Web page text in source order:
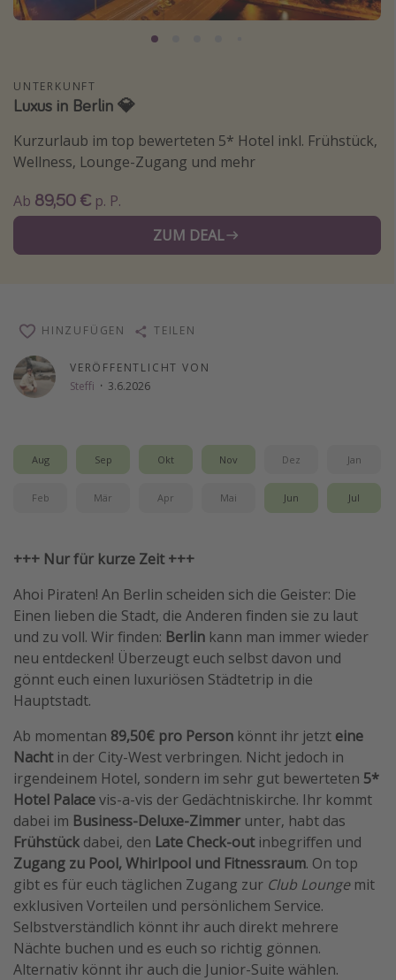
Normandie Urlaub
St. Lucia Urlaub
Kefalonia Urlaub
Krabi Urlaub
Tulum Urlaub
Sri Lanka Rundreise
Japan Rundreise
Wellnessurlaub
Disneyland Paris
Roadtrips
Singlereisen
Strandurlaub
Gruppenreisen
Hotels in Amsterdam
Hotels am Achensee
Weitere Themen
Reise Journal
Familienurlaub in der Türkei
Rundreisen in Thailand
Bahnreisen in der Schweiz
Reisepassfreie Reiseziele
Travel Know How
Silvesterreisen
Last Minute Urlaub Mallorca
Last Minute Urlaub Deutschland
UNTERKUNFT
Luxus in Berlin 💎
Kurzurlaub im top bewerteten 5* Hotel inkl. Frühstück,
Wellness, Lounge-Zugang und mehr
Ab 89,50 € p. P.
ZUM DEAL
VERÖFFENTLICHT VON
Steffi · 3.6.2026
HINZUFÜGEN TEILEN
Aug Sep Okt Nov Dez Jan
Feb Mär Apr Mai Jun Jul
+++ Nur für kurze Zeit +++
Ahoi Piraten! An Berlin scheiden sich die Geister: Die
Einen lieben die Stadt, die Anderen finden sie zu laut
und zu voll. Wir finden: Berlin kann man immer wieder
neu entdecken! Überzeugt euch selbst davon und
gönnt euch einen luxuriösen Städtetrip in die
Hauptstadt.
Ab momentan 89,50€ pro Person könnt ihr jetzt eine
Nachtin der City-West verbringen. Nicht jedoch in
irgendeinem Hotel, sondern im sehr gut bewerteten 5*
Hotel Palacevis-a-vis der Gedächtniskirche. Ihr kommt
dabei im Business-Deluxe-Zimmer unter, habt das
Frühstück dabei, den Late Check-outinbegriffen und
Zugang zu Pool, Whirlpool und Fitnessraum. On top
gibt es für euch täglichen Zugang zur Club Loungemit
exklusiven Vorteilen und persönlichem Service.
Selbstverständlich könnt ihr auch direkt mehrere
Nächte buchen und es euch so richtig gönnen.
Alternativ könnt ihr auch die Junior-Suite wählen.